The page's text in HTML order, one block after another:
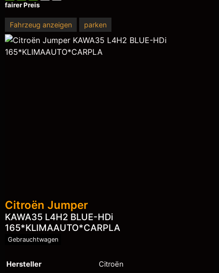
fairer Preis
Fahrzeug anzeigen parken
Citroën Jumper
KAWA35 L4H2 BLUE-HDi
165*KLIMAAUTO*CARPLA
Gebrauchtwagen
Hersteller
Citroën